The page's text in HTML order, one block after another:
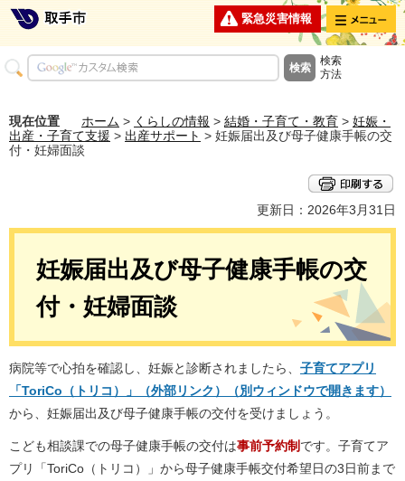
緊急災害情報 メニュー
検索
方法
現在位置 ホーム > くらしの情報 > 結婚・子育て・教育 > 妊娠・
出産・子育て支援 > 出産サポート > 妊娠届出及び母子健康手帳の交
付・妊婦面談
更新日：2026年3月31日
妊娠届出及び母子健康手帳の交
付・妊婦面談
病院等で心拍を確認し、妊娠と診断されましたら、 子育てアプリ
「ToriCo（トリコ）」（外部リンク）（別ウィンドウで開きます）
から、妊娠届出及び母子健康手帳の交付を受けましょう。
こども相談課での母子健康手帳の交付は事前予約制 です。子育てア
プリ「ToriCo（トリコ）」から母子健康手帳交付希望日の3日前まで